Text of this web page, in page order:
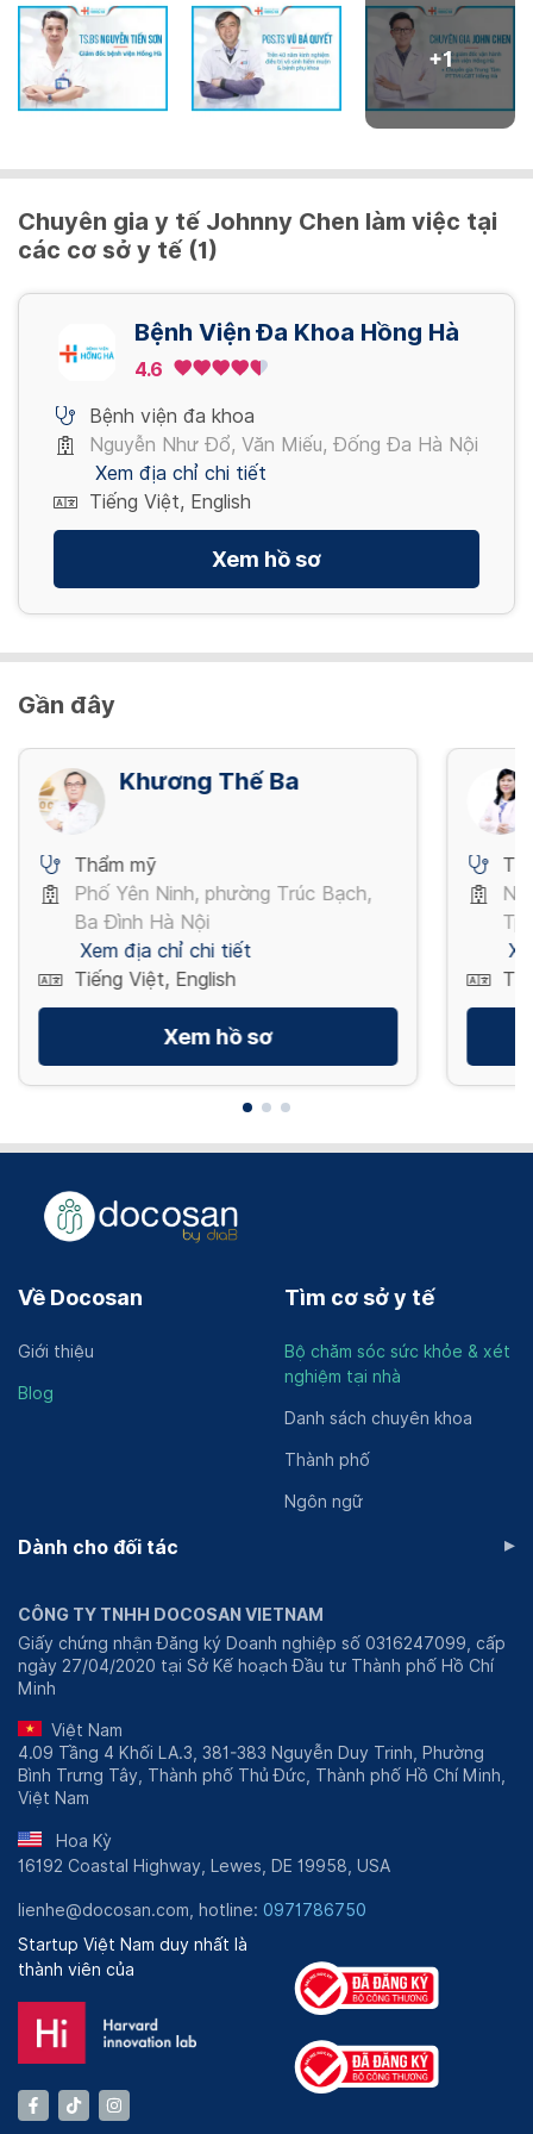
2,800,000 - 3,000,000 VND
+1
Chuyên gia y tế Johnny Chen làm việc tại
các cơ sở y tế (1)
Bệnh Viện Đa Khoa Hồng Hà
4.6
Bệnh viện đa khoa
Nguyễn Như Đổ, Văn Miếu, Đống Đa Hà Nội
Xem địa chỉ chi tiết
Tiếng Việt, English
Xem hồ sơ
Gần đây
Khương Thế Ba
Thẩm mỹ
Phố Yên Ninh, phường Trúc Bạch,
Ba Đình Hà Nội
Xem địa chỉ chi tiết
Tiếng Việt, English
Xem hồ sơ
Tp
Về Docosan
Giới thiệu
Blog
Tìm cơ sở y tế
Bộ chăm sóc sức khỏe & xét
nghiệm tại nhà
Danh sách chuyên khoa
Thành phố
Ngôn ngữ
Dành cho đối tác ▸
CÔNG TY TNHH DOCOSAN VIETNAM
Giấy chứng nhận Đăng ký Doanh nghiệp số 0316247099, cấp
ngày 27/04/2020 tại Sở Kế hoạch Đầu tư Thành phố Hồ Chí
Minh
Việt Nam
4.09 Tầng 4 Khối LA.3, 381-383 Nguyễn Duy Trinh, Phường
Bình Trưng Tây, Thành phố Thủ Đức, Thành phố Hồ Chí Minh,
Việt Nam
Hoa Kỳ
16192 Coastal Highway, Lewes, DE 19958, USA
lienhe@docosan.com, hotline: 0971786750
Startup Việt Nam duy nhất là
thành viên của